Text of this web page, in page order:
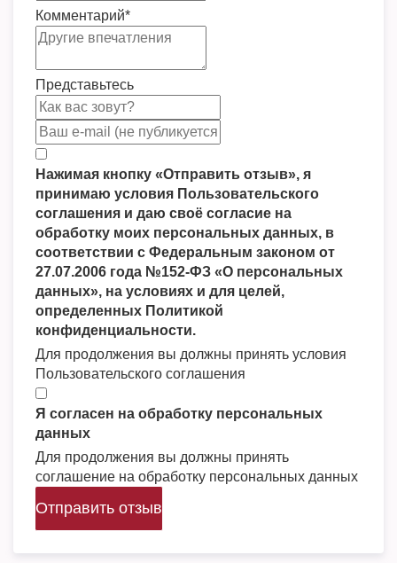
Комментарий*
Представьтесь
Нажимая кнопку «Отправить отзыв», я
принимаю условия Пользовательского
соглашения и даю своё согласие на
обработку моих персональных данных, в
соответствии с Федеральным законом от
27.07.2006 года №152-ФЗ «О персональных
данных», на условиях и для целей,
определенных Политикой
конфиденциальности.
Для продолжения вы должны принять условия
Пользовательского соглашения
Я согласен на обработку персональных
данных
Для продолжения вы должны принять
соглашение на обработку персональных данных
Отправить отзыв